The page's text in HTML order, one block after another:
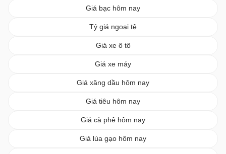
Giá bạc hôm nay
Tỷ giá ngoại tệ
Giá xe ô tô
Giá xe máy
Giá xăng dầu hôm nay
Giá tiêu hôm nay
Giá cà phê hôm nay
Giá lúa gạo hôm nay